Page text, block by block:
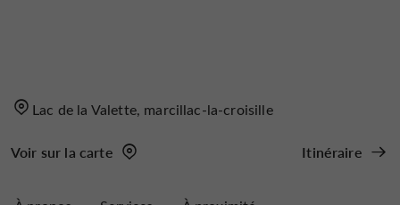
Lac de la Valette, marcillac-la-croisille
Voir sur la carte Itinéraire